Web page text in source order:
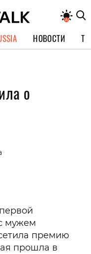
НОВОСТИ
о
мужем
премию
прошла в